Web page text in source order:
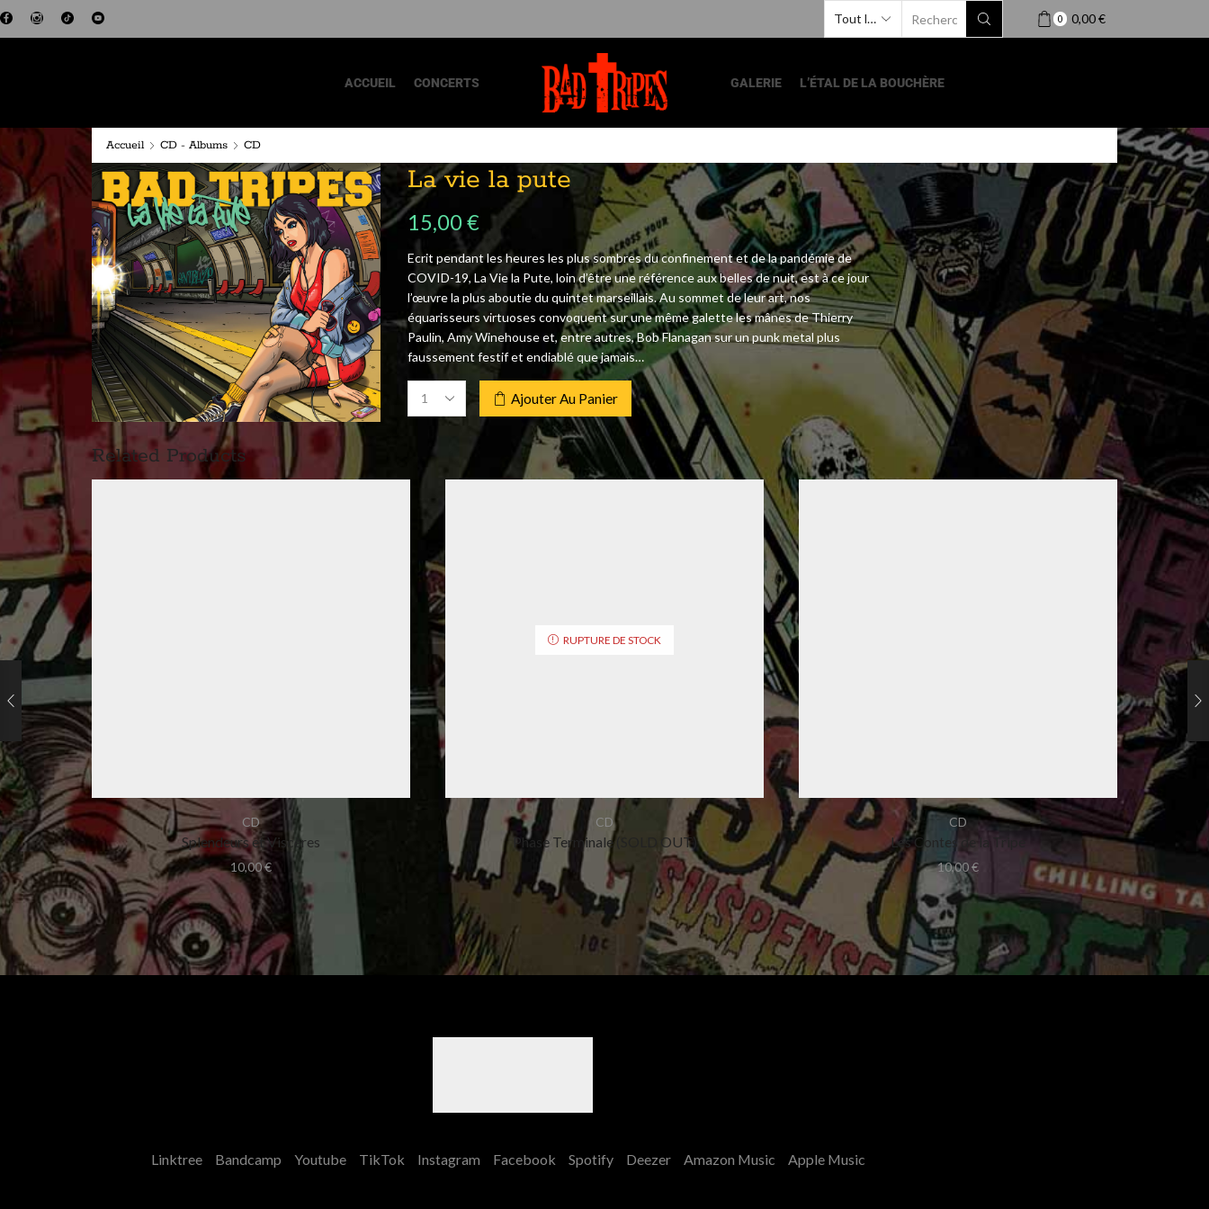
0 0,00€
ACCUEIL CONCERTS GALERIE L’ÉTAL DE LA BOUCHÈRE
Accueil CD - Albums CD
La vie la pute
15,00€
Ecrit pendant les heures les plus sombres du confinement et de la pandémie de
COVID-19, La Vie la Pute, loin d’être une référence aux belles de nuit, est à ce jour
l’œuvre la plus aboutie du quintet marseillais. Au sommet de leur art, nos
équarisseurs virtuoses convoquent sur une même galette les mânes de Thierry
Paulin, Amy Winehouse et, entre autres, Bob Flanagan sur un punk metal plus
faussement festif et endiablé que jamais…
Ajouter Au Panier
Related Products
CD
Splendeurs et Viscères
10,00€
RUPTURE DE STOCK
CD
Phase Terminale (SOLD OUT)
CD
Les Contes de la Tripe
10,00€
Linktree Bandcamp Youtube TikTok Instagram Facebook Spotify Deezer Amazon Music Apple Music